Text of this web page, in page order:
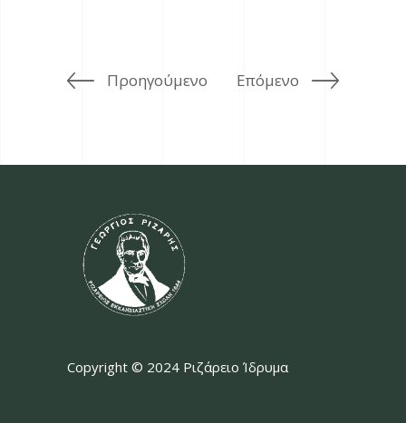
Προηγούμενο Επόμενο
Copyright © 2024 Ριζάρειο Ίδρυμα